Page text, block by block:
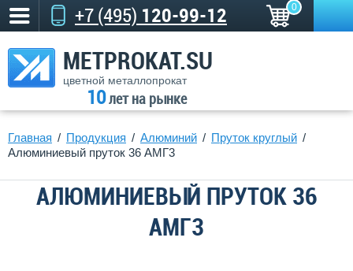
+7 (495) 120-99-12 0
METPROKAT.SU
цветной металлопрокат
10лет на рынке
Главная Продукция Алюминий
Пруток круглый
Алюминиевый пруток 36 АМГ3
АЛЮМИНИЕВЫЙ ПРУТОК 36
АМГ3